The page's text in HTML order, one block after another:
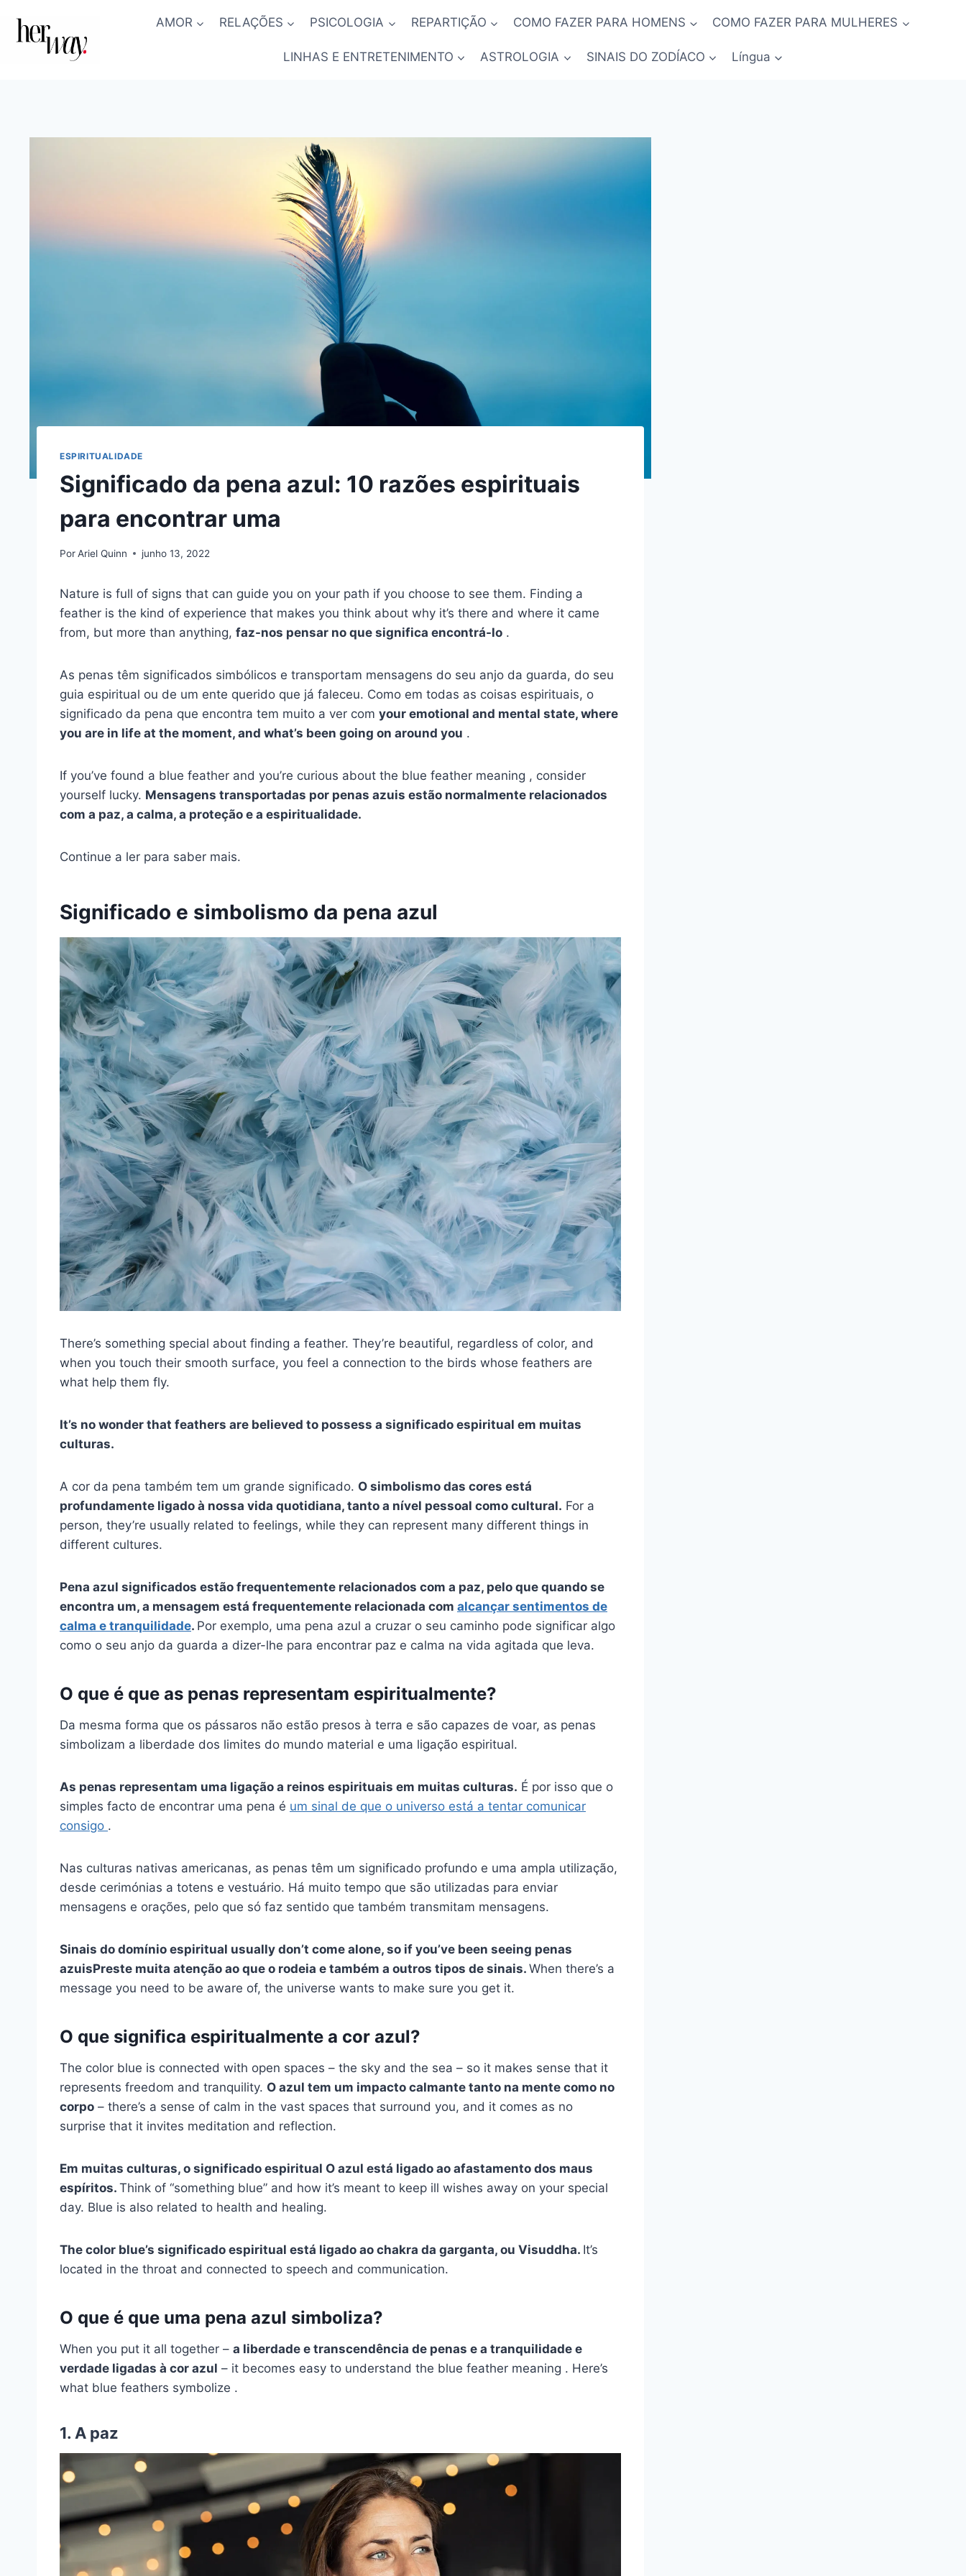
AMOR RELAÇÕES PSICOLOGIA REPARTIÇÃO COMO FAZER PARA HOMENS COMO FAZER PARA MULHERES
LINHAS E ENTRETENIMENTO ASTROLOGIA SINAIS DO ZODÍACO Língua
ESPIRITUALIDADE
Significado da pena azul: 10 razões espirituais
para encontrar uma
PorAriel Quinn junho 13, 2022
Nature is full of signs that can guide you on your path if you choose to see them. Finding a
feather is the kind of experience that makes you think about why it’s there and where it came
from, but more than anything, faz-nos pensar no que significa encontrá-lo .
As penas têm significados simbólicos e transportam mensagens do seu anjo da guarda, do seu
guia espiritual ou de um ente querido que já faleceu. Como em todas as coisas espirituais, o
significado da pena que encontra tem muito a ver com your emotional and mental state, where
you are in life at the moment, and what’s been going on around you .
If you’ve found a blue feather and you’re curious about the blue feather meaning , consider
yourself lucky. Mensagens transportadas por penas azuis estão normalmente relacionados
com a paz, a calma, a proteção e a espiritualidade.
Continue a ler para saber mais.
Significado e simbolismo da pena azul
There’s something special about finding a feather. They’re beautiful, regardless of color, and
when you touch their smooth surface, you feel a connection to the birds whose feathers are
what help them fly.
It’s no wonder that feathers are believed to possess a significado espiritual em muitas
culturas.
A cor da pena também tem um grande significado. O simbolismo das cores está
profundamente ligado à nossa vida quotidiana, tanto a nível pessoal como cultural. For a
person, they’re usually related to feelings, while they can represent many different things in
different cultures.
Pena azul significados estão frequentemente relacionados com a paz, pelo que quando se
encontra um, a mensagem está frequentemente relacionada com alcançar sentimentos de
calma e tranquilidade. Por exemplo, uma pena azul a cruzar o seu caminho pode significar algo
como o seu anjo da guarda a dizer-lhe para encontrar paz e calma na vida agitada que leva.
O que é que as penas representam espiritualmente?
Da mesma forma que os pássaros não estão presos à terra e são capazes de voar, as penas
simbolizam a liberdade dos limites do mundo material e uma ligação espiritual.
As penas representam uma ligação a reinos espirituais em muitas culturas. É por isso que o
simples facto de encontrar uma pena é um sinal de que o universo está a tentar comunicar
consigo .
Nas culturas nativas americanas, as penas têm um significado profundo e uma ampla utilização,
desde cerimónias a totens e vestuário. Há muito tempo que são utilizadas para enviar
mensagens e orações, pelo que só faz sentido que também transmitam mensagens.
Sinais do domínio espiritual usually don’t come alone, so if you’ve been seeing penas
azuisPreste muita atenção ao que o rodeia e também a outros tipos de sinais. When there’s a
message you need to be aware of, the universe wants to make sure you get it.
O que significa espiritualmente a cor azul?
The color blue is connected with open spaces – the sky and the sea – so it makes sense that it
represents freedom and tranquility. O azul tem um impacto calmante tanto na mente como no
corpo – there’s a sense of calm in the vast spaces that surround you, and it comes as no
surprise that it invites meditation and reflection.
Em muitas culturas, o significado espiritual O azul está ligado ao afastamento dos maus
espíritos. Think of “something blue” and how it’s meant to keep ill wishes away on your special
day. Blue is also related to health and healing.
The color blue’s significado espiritual está ligado ao chakra da garganta, ou Visuddha. It’s
located in the throat and connected to speech and communication.
O que é que uma pena azul simboliza?
When you put it all together – a liberdade e transcendência de penas e a tranquilidade e
verdade ligadas à cor azul – it becomes easy to understand the blue feather meaning . Here’s
what blue feathers symbolize .
1. A paz